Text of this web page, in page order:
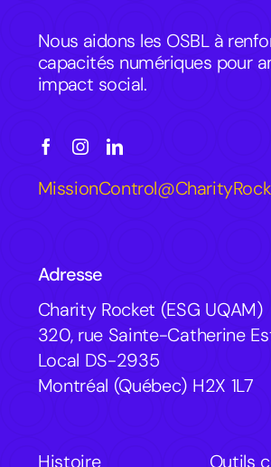
Nous aidons les OSBL à
capacités numériques pour
impact social.
Adresse
Charity Rocket (ESG UQAM)
320, rue Sainte-Catherine
Local DS-2935
Montréal (Québec) H2X 1L7
Histoire Outils